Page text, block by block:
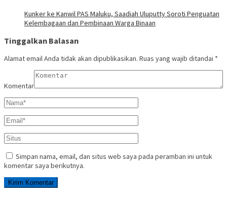
Kunker ke Kanwil PAS Maluku, Saadiah Uluputty Soroti Penguatan
Kelembagaan dan Pembinaan Warga Binaan
Tinggalkan Balasan
Alamat email Anda tidak akan dipublikasikan. Ruas yang wajib ditandai *
Komentar
Simpan nama, email, dan situs web saya pada peramban ini untuk
komentar saya berikutnya.